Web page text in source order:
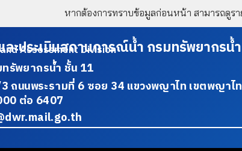
หากต้องการทราบข้อมูลก่อนหน้า สามารถดูรา
ละประเมินสถานการณ์น้ำ กรมทรัพยากรน้ำ
Assessment Division
รัพยากรน้ำ ชั้น 11
ถนนพระรามที่ 6 ซอย 34 แขวงพญาไท เขตพญาไ
ต่อ 6407